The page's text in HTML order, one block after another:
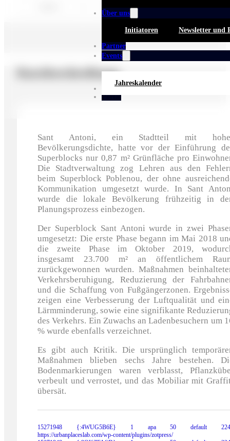
Über uns
Initiatoren Newsletter und
Partner
Events
Jahreskalender
Whitepaper
Portal
Barcelona
Kurzbeschreibung
Sant Antoni, ein Stadtteil mit
Bevölkerungsdichte, hatte vor der Einführung
Superblocks nur 0,87 m² Grünfläche pro
Die Stadtverwaltung zog Lehren aus den
beim Superblock Poblenou, der ohne
Kommunikation umgesetzt wurde. In Sant
wurde die lokale Bevölkerung frühzeitig in
Planungsprozess einbezogen.
Der Superblock Sant Antoni wurde in zwei
umgesetzt: Die erste Phase begann im Mai 2018
die zweite Phase im Oktober 2019,
insgesamt 23.700 m² an öffentlichem
zurückgewonnen wurden. Maßnahmen
Verkehrsberuhigung, Reduzierung der
und die Schaffung von Fußgängerzonen.
zeigen eine Verbesserung der Luftqualität und
Lärmminderung, sowie eine signifikante
des Verkehrs. Ein Zuwachs an Ladenbesuchern um
% wurde ebenfalls verzeichnet.
Es gibt auch Kritik. Die ursprünglich
Maßnahmen blieben sechs Jahre bestehen.
Bodenmarkierungen waren verblasst,
verbeult und verrostet, und das Mobiliar mit
übersät.
15271948 {:4WUG5B6E} 1 apa 50 default
https://urbanplaceslab.com/wp-content/plugins/zotpress/